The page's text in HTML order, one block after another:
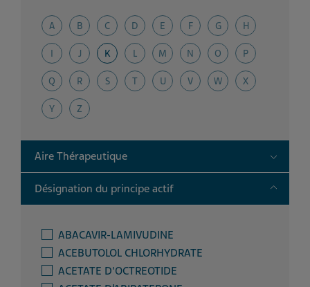
A B C D E F G H
I J K L M N O P
Q R S T U V W X
Y Z
Aire Thérapeutique Toggle
Désignation du principe actif Toggle
ABACAVIR-LAMIVUDINE
ACEBUTOLOL CHLORHYDRATE
ACETATE D'OCTREOTIDE